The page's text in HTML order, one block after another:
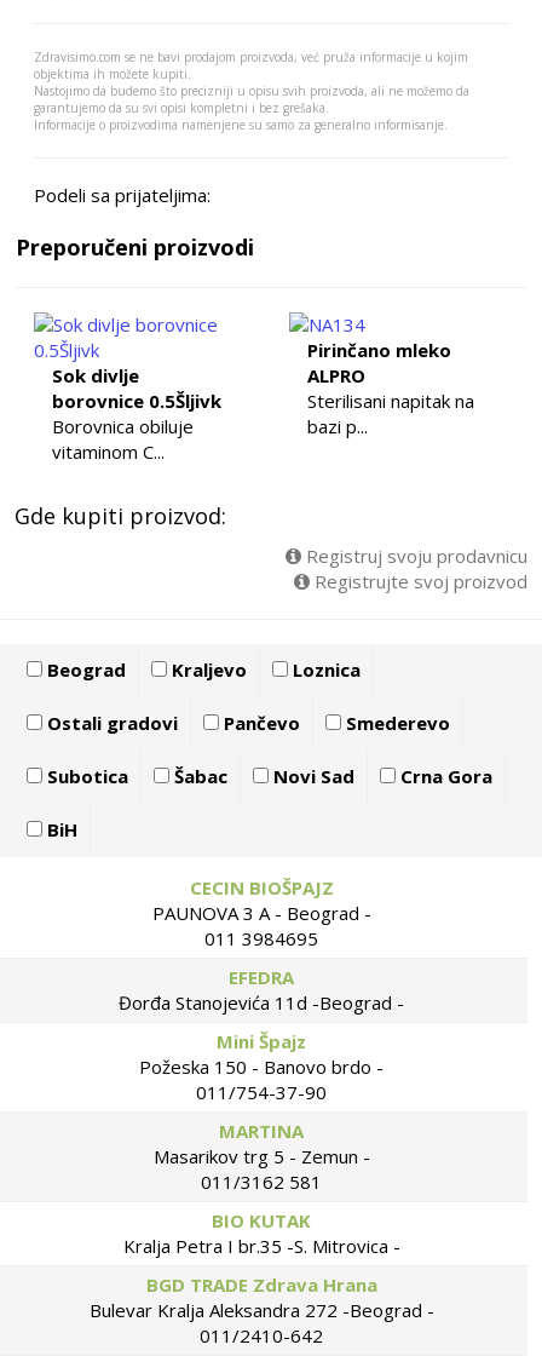
Zdravisimo.com se ne bavi prodajom proizvoda, već pruža informacije u kojim
objektima ih možete kupiti.
Nastojimo da budemo što precizniji u opisu svih proizvoda, ali ne možemo da
garantujemo da su svi opisi kompletni i bez grešaka.
Informacije o proizvodima namenjene su samo za generalno informisanje.
Podeli sa prijateljima:
Preporučeni proizvodi
Sok divlje
borovnice 0.5Šljivk
Borovnica obiluje
vitaminom C...
Pirinčano mleko
ALPRO
Sterilisani napitak na
bazi p...
Gde kupiti proizvod:
Registruj svoju prodavnicu
Registrujte svoj proizvod
Beograd Kraljevo Loznica
Ostali gradovi Pančevo Smederevo
Subotica Šabac Novi Sad Crna Gora
BiH
CECIN BIOŠPAJZ
PAUNOVA 3 A - Beograd -
011 3984695
EFEDRA
Đorđa Stanojevića 11d -Beograd -
Mini Špajz
Požeska 150 - Banovo brdo -
011/754-37-90
MARTINA
Masarikov trg 5 - Zemun -
011/3162 581
BIO KUTAK
Kralja Petra I br.35 -S. Mitrovica -
BGD TRADE Zdrava Hrana
Bulevar Kralja Aleksandra 272 -Beograd -
011/2410-642